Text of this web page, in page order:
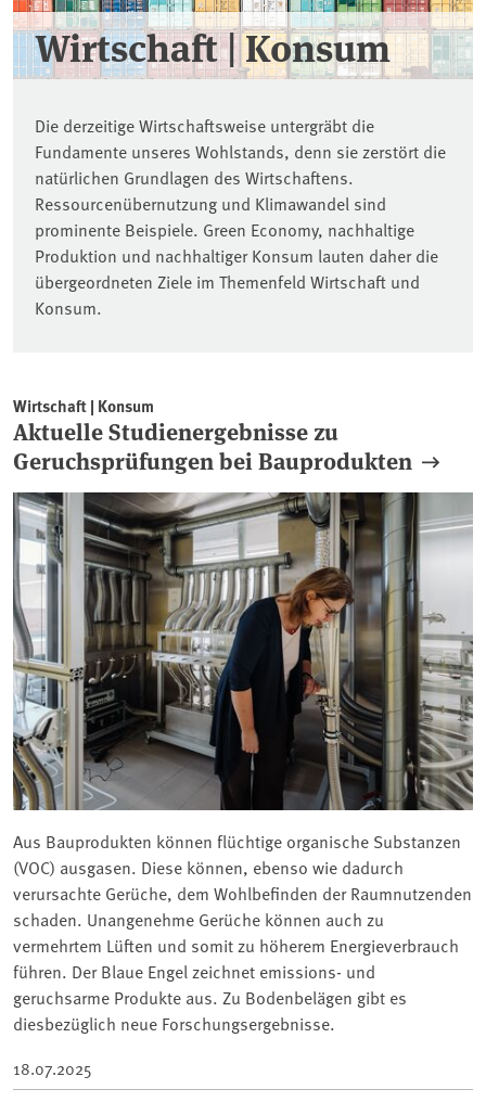
Wirtschaft | Konsum
Die derzeitige Wirtschaftsweise untergräbt die
Fundamente unseres Wohlstands, denn sie zerstört die
natürlichen Grundlagen des Wirtschaftens.
Ressourcenübernutzung und Klimawandel sind
prominente Beispiele. Green Economy, nachhaltige
Produktion und nachhaltiger Konsum lauten daher die
übergeordneten Ziele im Themenfeld Wirtschaft und
Konsum.
Wirtschaft | Konsum
Aktuelle Studienergebnisse zu
Geruchsprüfungen bei Bauprodukten
Aus Bauprodukten können flüchtige organische Substanzen
(VOC) ausgasen. Diese können, ebenso wie dadurch
verursachte Gerüche, dem Wohlbefinden der Raumnutzenden
schaden. Unangenehme Gerüche können auch zu
vermehrtem Lüften und somit zu höherem Energieverbrauch
führen. Der Blaue Engel zeichnet emissions- und
geruchsarme Produkte aus. Zu Bodenbelägen gibt es
diesbezüglich neue Forschungsergebnisse.
18.07.2025